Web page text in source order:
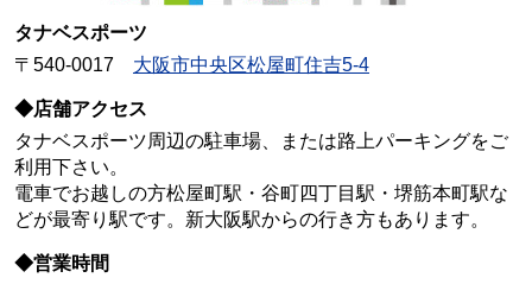
タナベスポーツ
〒540-0017 大阪市中央区松屋町住吉5-4
◆店舗アクセス
タナベスポーツ周辺の駐車場、または路上パーキングをご
利用下さい。
電車でお越しの方松屋町駅・谷町四丁目駅・堺筋本町駅な
どが最寄り駅です。新大阪駅からの行き方もあります。
◆営業時間